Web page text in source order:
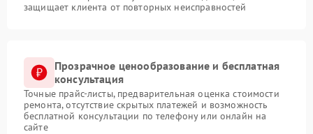
защищает клиента от повторных неисправностей
Прозрачное ценообразование и бесплатная
консультация
Точные прайс-листы, предварительная оценка стоимости
ремонта, отсутствие скрытых платежей и возможность
бесплатной консультации по телефону или онлайн на
сайте